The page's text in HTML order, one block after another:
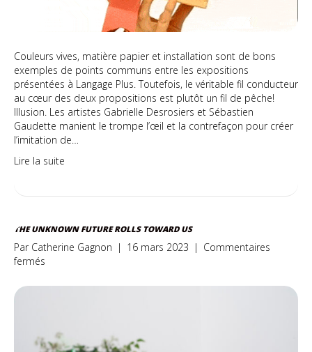
Couleurs vives, matière papier et installation sont de bons
exemples de points communs entre les expositions
présentées à Langage Plus. Toutefois, le véritable fil conducteur
au cœur des deux propositions est plutôt un fil de pêche!
Illusion. Les artistes Gabrielle Desrosiers et Sébastien
Gaudette manient le trompe l’œil et la contrefaçon pour créer
l’imitation de…
Lire la suite
THE UNKNOWN FUTURE ROLLS TOWARD US
Par Catherine Gagnon | 16 mars 2023 | Commentaires
fermés
unknown
toward
us